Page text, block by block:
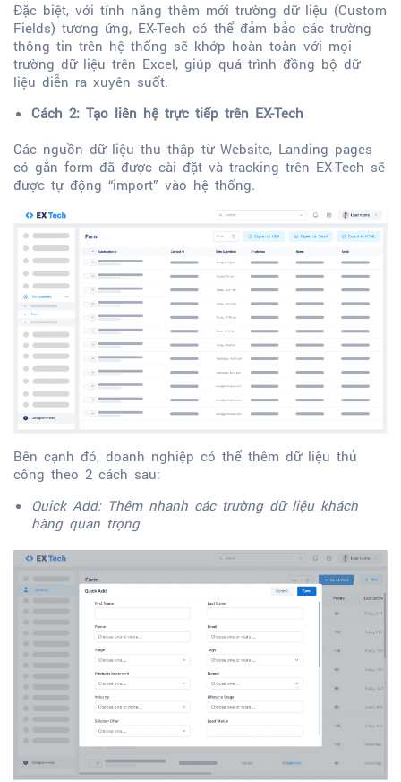
Đặc biệt, với tính năng thêm mới trường dữ liệu (Custom
Fields) tương ứng, EX-Tech có thể đảm bảo các trường
thông tin trên hệ thống sẽ khớp hoàn toàn với mọi
trường dữ liệu trên Excel, giúp quá trình đồng bộ dữ
liệu diễn ra xuyên suốt.
Cách 2: Tạo liên hệ trực tiếp trên EX-Tech
Các nguồn dữ liệu thu thập từ Website, Landing pages
có gắn form đã được cài đặt và tracking trên EX-Tech sẽ
được tự động “import” vào hệ thống.
Bên cạnh đó, doanh nghiệp có thể thêm dữ liệu thủ
công theo 2 cách sau:
Quick Add: Thêm nhanh các trường dữ liệu khách
hàng quan trọng